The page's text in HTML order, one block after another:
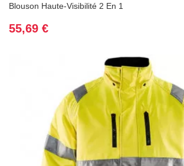
Blouson Haute-Visibilité 2 En 1
Prix
55,69 €